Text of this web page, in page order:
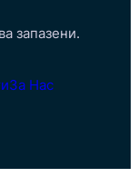
запазени.
За Нас